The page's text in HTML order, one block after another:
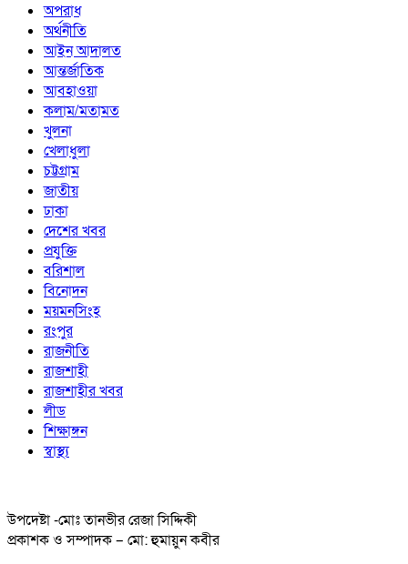
অপরাধ
অর্থনীতি
আইন আদালত
আন্তর্জাতিক
আবহাওয়া
কলাম/মতামত
খুলনা
খেলাধুলা
চট্টগ্রাম
জাতীয়
ঢাকা
দেশের খবর
প্রযুক্তি
বরিশাল
বিনোদন
ময়মনসিংহ
রংপুর
রাজনীতি
রাজশাহী
রাজশাহীর খবর
লীড
শিক্ষাঙ্গন
স্বাস্থ্য
উপদেষ্টা -মোঃ তানভীর রেজা সিদ্দিকী
প্রকাশক ও সম্পাদক – মো: হুমায়ুন কবীর